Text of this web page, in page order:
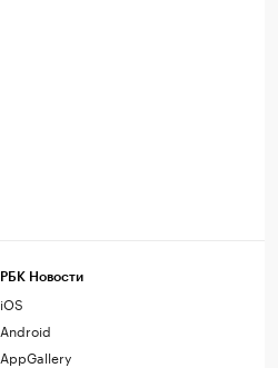
РБК Новости
iOS
Android
AppGallery